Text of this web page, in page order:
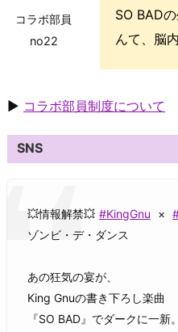
コラボ部員
no22
SO BAD
んて、脳
▶ コラボ部員制度について
SNS
💥情報解禁💥 #KingGnu ×
ゾンビ・デ・ダンス
あの狂気の宴が、
King Gnuの書き下ろし楽曲
『SO BAD』でダークに一新。​